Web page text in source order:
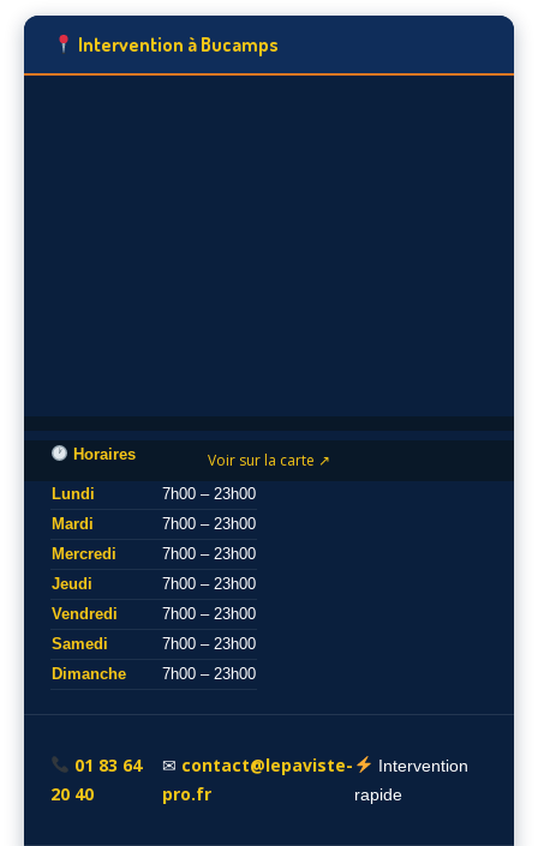
Intervention à Bucamps
Voir sur la carte ↗
Horaires
Lundi
7h00 – 23h00
Mardi
7h00 – 23h00
Mercredi
7h00 – 23h00
Jeudi
7h00 – 23h00
Vendredi
7h00 – 23h00
Samedi
7h00 – 23h00
Dimanche
7h00 – 23h00
01 83 64
20 40
✉ contact@lepaviste-
pro.fr
Intervention
rapide